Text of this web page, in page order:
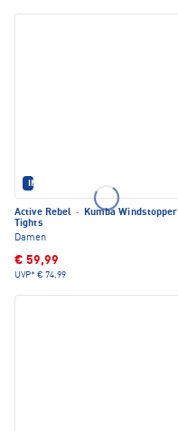
IM SET ERHÄLTLICH
Active Rebel ·
Kumba Windstopper
Tights
Damen
€ 59,99
UVP* € 74,99